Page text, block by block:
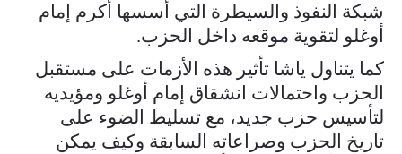
شبكة النفوذ والسيطرة التي أسسها أكرم إمام
أوغلو لتقوية موقعه داخل الحزب.
كما يتناول ياشا تأثير هذه الأزمات على مستقبل
الحزب واحتمالات انشقاق إمام أوغلو ومؤيديه
لتأسيس حزب جديد، مع تسليط الضوء على
تاريخ الحزب وصراعاته السابقة وكيف يمكن